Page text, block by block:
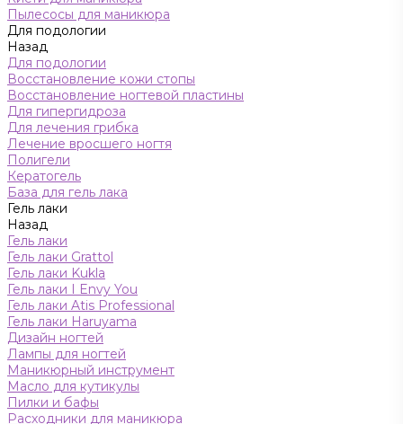
Пылесосы для маникюра
Для подологии
Назад
Для подологии
Восстановление кожи стопы
Восстановление ногтевой пластины
Для гипергидроза
Для лечения грибка
Лечение вросшего ногтя
Полигели
Кератогель
База для гель лака
Гель лаки
Назад
Гель лаки
Гель лаки Grattol
Гель лаки Kukla
Гель лаки I Envy You
Гель лаки Atis Professional
Гель лаки Haruyama
Дизайн ногтей
Лампы для ногтей
Маникюрный инструмент
Масло для кутикулы
Пилки и бафы
Расходники для маникюра